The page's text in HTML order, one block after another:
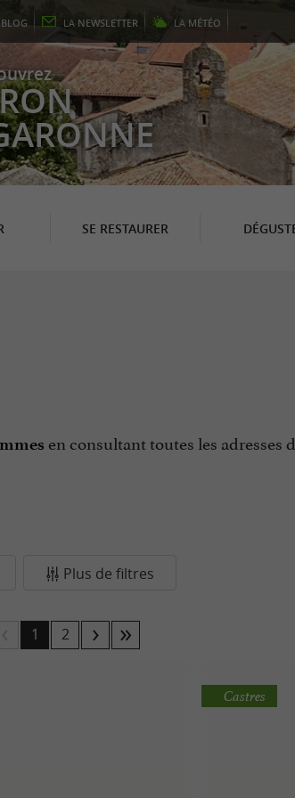
BLOG LA NEWSLETTER LA MÉTÉO
SE RESTAURER
en consultant toutes les adresses
Plus de filtres
1 2
Castres